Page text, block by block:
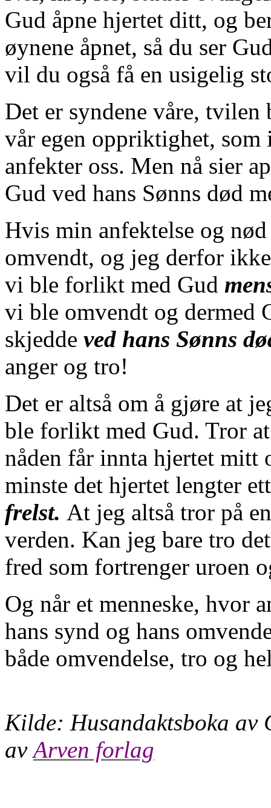
Gud åpne hjertet ditt, og
øynene åpnet, så du ser
vil du også få en usigelig
Det er syndene våre,
vår egen oppriktighet,
anfekter oss. Men nå sier
Gud ved hans Sønns død
Hvis min anfektelse og
omvendt, og jeg derfor
vi ble forlikt med Gud
vi ble omvendt og dermed
skjedde ved hans Sønns
anger og tro!
Det er altså om å gjøre at
ble forlikt med Gud. Tror
nåden får innta hjertet mitt
minste det hjertet lengter
frelst. At jeg altså tror på
verden. Kan jeg bare tro
fred som fortrenger uroen
Og når et menneske, hvor
hans synd og hans
både omvendelse, tro og
Kilde: Husandaktsboka av
av Arven forlag